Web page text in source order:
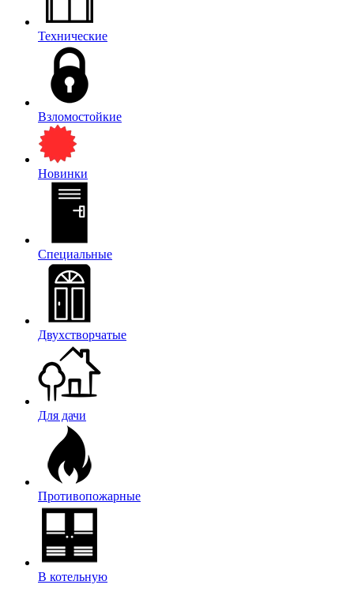
Технические
Взломостойкие
Новинки
Специальные
Двухстворчатые
Для дачи
Противопожарные
В котельную